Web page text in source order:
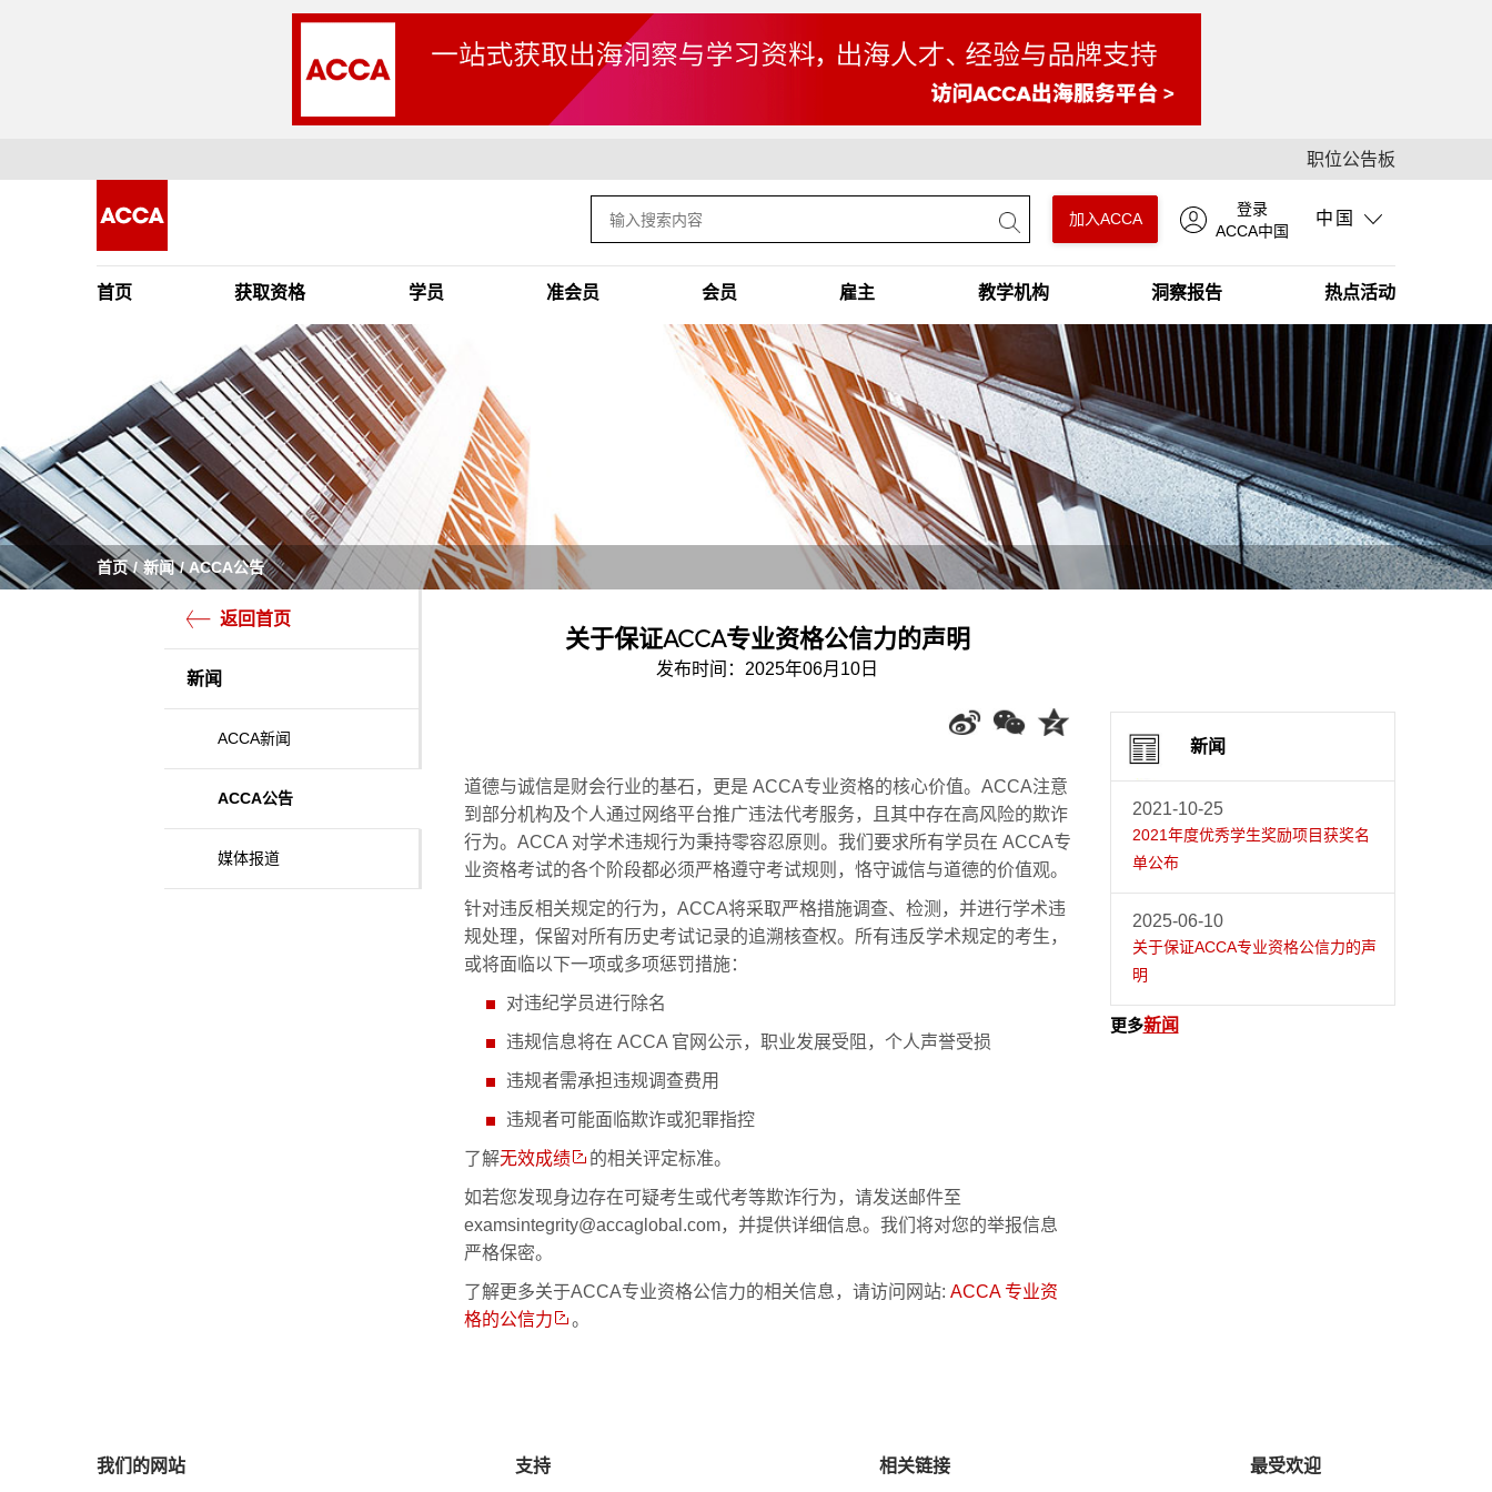
职位公告板
中国
登录
ACCA中国
加入ACCA
首页 获取资格 学员 准会员 会员 雇主 教学机构 洞察报告 热点活动
首页 新闻 ACCA公告
返回首页
新闻
ACCA新闻
ACCA公告
媒体报道
关于保证ACCA专业资格公信力的声明
发布时间：2025年06月10日
道德与诚信是财会行业的基石，更是 ACCA专业资格的核心价值。ACCA注意
到部分机构及个人通过网络平台推广违法代考服务，且其中存在高风险的欺诈
行为。ACCA 对学术违规行为秉持零容忍原则。我们要求所有学员在 ACCA专
业资格考试的各个阶段都必须严格遵守考试规则，恪守诚信与道德的价值观。
针对违反相关规定的行为，ACCA将采取严格措施调查、检测，并进行学术违
规处理，保留对所有历史考试记录的追溯核查权。所有违反学术规定的考生，
或将面临以下一项或多项惩罚措施：
对违纪学员进行除名
违规信息将在 ACCA 官网公示，职业发展受阻，个人声誉受损
违规者需承担违规调查费用
违规者可能面临欺诈或犯罪指控
了解无效成绩 的相关评定标准。
如若您发现身边存在可疑考生或代考等欺诈行为，请发送邮件至
examsintegrity@accaglobal.com，并提供详细信息。我们将对您的举报信息
严格保密。
了解更多关于ACCA专业资格公信力的相关信息，请访问网站: ACCA 专业资
格的公信力
。
新闻
2021-10-25
2021年度优秀学生奖励项目获奖名
单公布
2025-06-10
关于保证ACCA专业资格公信力的声
明
更多新闻
我们的网站 支持 相关链接 最受欢迎